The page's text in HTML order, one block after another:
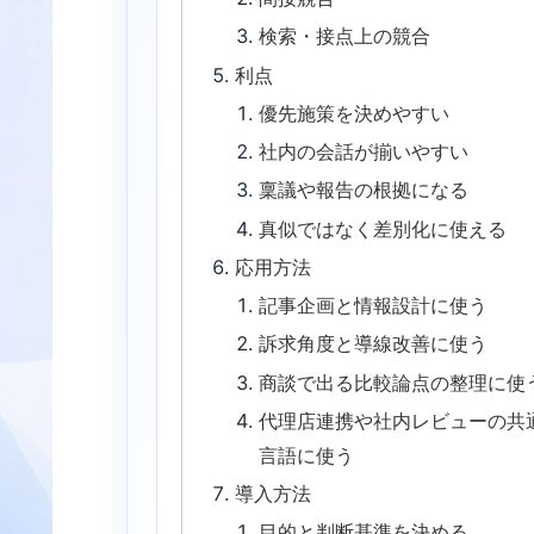
検索・接点上の競合
利点
優先施策を決めやすい
社内の会話が揃いやすい
稟議や報告の根拠になる
真似ではなく差別化に使える
応用方法
記事企画と情報設計に使う
訴求角度と導線改善に使う
商談で出る比較論点の整理に使
代理店連携や社内レビューの共
言語に使う
導入方法